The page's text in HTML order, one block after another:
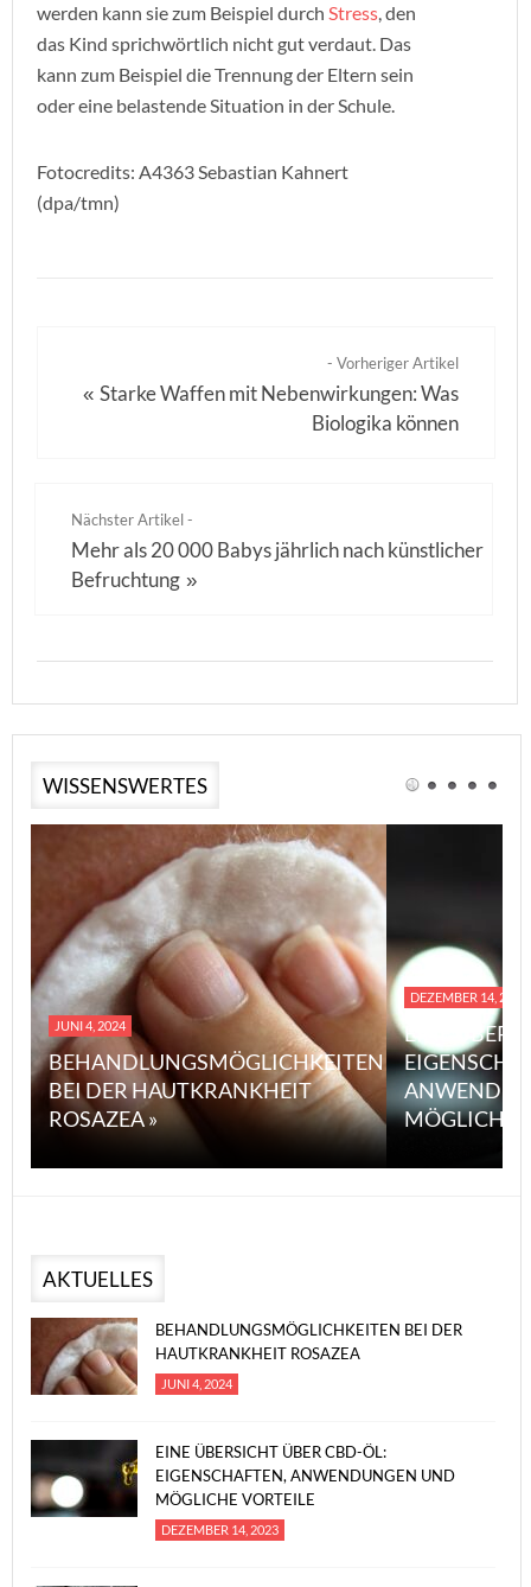
werden kann sie zum Beispiel durch Stress, den
das Kind sprichwörtlich nicht gut verdaut. Das
kann zum Beispiel die Trennung der Eltern sein
oder eine belastende Situation in der Schule.
Fotocredits: A4363 Sebastian Kahnert
(dpa/tmn)
- Vorheriger Artikel
«Starke Waffen mit Nebenwirkungen: Was
Biologika können
Nächster Artikel -
Mehr als 20 000 Babys jährlich nach künstlicher
Befruchtung »
WISSENSWERTES
JUNI 4, 2024
BEHANDLUNGSMÖGLICHKEITEN
BEI DER HAUTKRANKHEIT
ROSAZEA »
DEZEMBER 14, 2023
EINE
MÖGLICHE
AKTUELLES
BEHANDLUNGSMÖGLICHKEITEN BEI DER
HAUTKRANKHEIT ROSAZEA
JUNI 4, 2024
EINE ÜBERSICHT ÜBER CBD-ÖL:
EIGENSCHAFTEN, ANWENDUNGEN UND
MÖGLICHE VORTEILE
DEZEMBER 14, 2023